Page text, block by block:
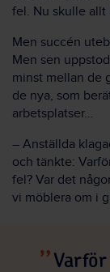
fel. Nu skulle allt
Men succén
Men sen
minst mellan de
de nya, som
arbetsplatser…
– Anställda
och tänkte:
fel? Var det
vi möblera om i
Varför